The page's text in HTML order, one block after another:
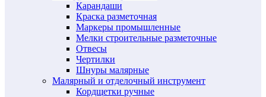
Карандаши
Краска разметочная
Маркеры промышленные
Мелки строительные разметочные
Отвесы
Чертилки
Шнуры малярные
Малярный и отделочный инструмент
Кордщетки ручные